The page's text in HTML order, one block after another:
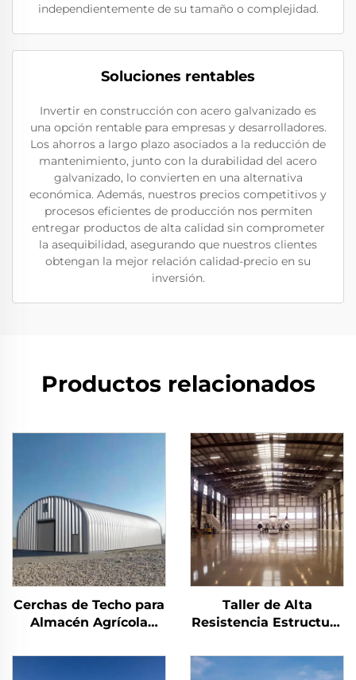
independientemente de su tamaño o complejidad.
Soluciones rentables
Invertir en construcción con acero galvanizado es
una opción rentable para empresas y desarrolladores.
Los ahorros a largo plazo asociados a la reducción de
mantenimiento, junto con la durabilidad del acero
galvanizado, lo convierten en una alternativa
económica. Además, nuestros precios competitivos y
procesos eficientes de producción nos permiten
entregar productos de alta calidad sin comprometer
la asequibilidad, asegurando que nuestros clientes
obtengan la mejor relación calidad-precio en su
inversión.
Productos relacionados
Cerchas de Techo para
Almacén Agrícola
Metal Cobertizo de
Taller de Alta
Resistencia Estructura
Fabricación de
Estructuras de Acero